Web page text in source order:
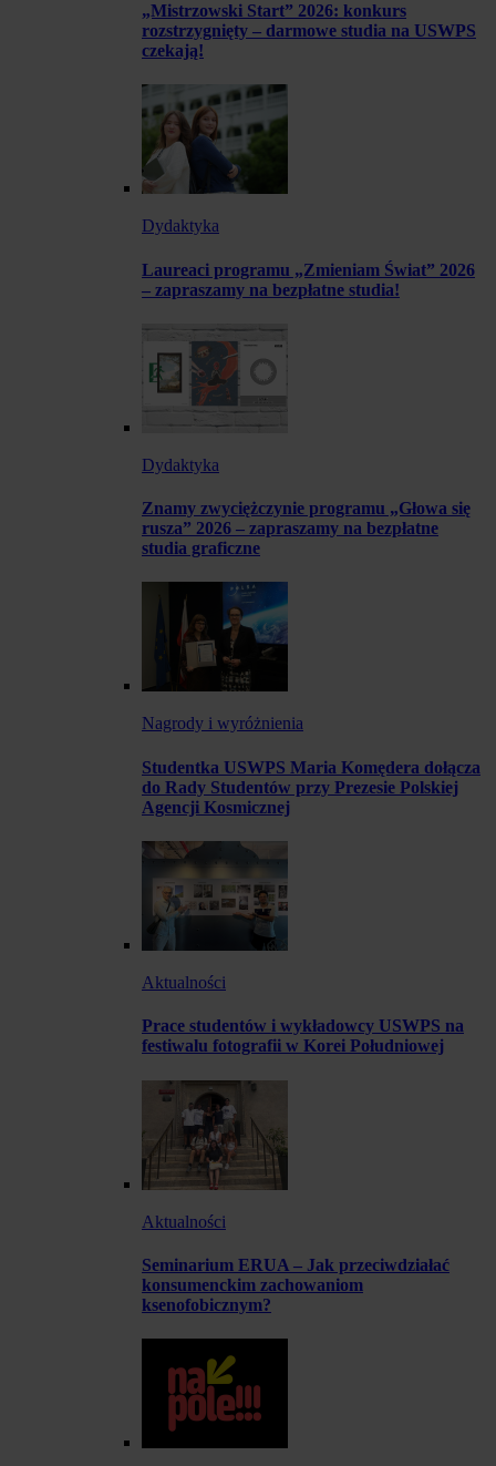
„Mistrzowski Start” 2026: konkurs
rozstrzygnięty – darmowe studia na USWPS
czekają!
Dydaktyka
Laureaci programu „Zmieniam Świat” 2026
– zapraszamy na bezpłatne studia!
Dydaktyka
Znamy zwyciężczynie programu „Głowa się
rusza” 2026 – zapraszamy na bezpłatne
studia graficzne
Nagrody i wyróżnienia
Studentka USWPS Maria Komędera dołącza
do Rady Studentów przy Prezesie Polskiej
Agencji Kosmicznej
Aktualności
Prace studentów i wykładowcy USWPS na
festiwalu fotografii w Korei Południowej
Aktualności
Seminarium ERUA – Jak przeciwdziałać
konsumenckim zachowaniom
ksenofobicznym?